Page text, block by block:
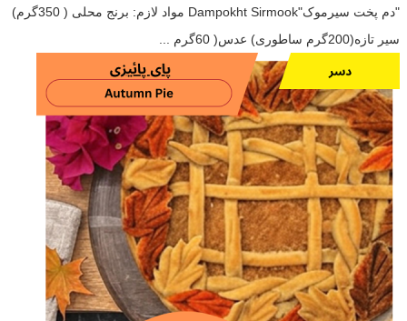
"دم پخت سیرموک"Dampokht Sirmook مواد لازم: برنج محلی ( 350گرم)
سیر تازه(200گرم ساطوری) عدس( 60گرم ...